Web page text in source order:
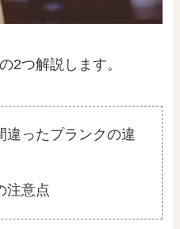
2つ解説します。
違ったプランクの違
注意点